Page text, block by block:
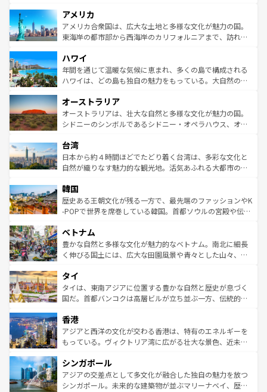
ンツ一覧を参照してほしい。
の建物がそのまま残る町や、スイスならではのユニークな
博物館もあり、アルプス観光だけでなく町歩きも満喫する
ことができる。国民の所得が高いため物価も高いが、旅行
ば市内交通費無料で観光を楽しむこともできる。 なお、新
着のスイス情報はコンテンツ一覧 を参照してほしい。
アメリカ
アメリカ合衆国は、広大な土地と多様な文化が魅力の国。
東海岸の都市部から西海岸のカリフォルニアまで、訪れる
のような巨大都市は、観光、ショッピング、エンターテイ
ンメントが詰まった刺激的なスポットだ。一方、アメリカ
西部には大自然が広がり、グランドキャニオンやイエロー
部のニューオーリンズでは、音楽と美食が融合した独特の
文化が魅力。旅行者はアメリカの各地域で異なる魅力を楽
しみながら、その多様性と豊かな歴史を感じることができ
ならではの贅沢な旅のスタイルだ。 なお、新着のアメリカ
情報はコンテンツ一覧を参照してほしい。
ハワイ
年間を通じて温暖な気候に恵まれ、多くの島で構成される
ハワイは、どの島も独自の魅力をもっている。大自然の神
ワイ島は見逃せない。また、定番の観光地といえばオアフ
島だが、静かな自然を求めるならマウイ島やカウアイ島が
おすすめ。エメラルドグリーンに輝く海をはじめ、豊かな
れるおもてなしの心で訪れる人々を迎えてくれるハワイの
人々、おいしいローカルフードやハワイアンミュージッ
ク、伝統的なフラダンスなど、すべてがハワイの魅力を彩
ワイを、存分に味わってほしい。 なお、新着のハワイ情報
はコンテンツ一覧を参照してほしい。
オーストラリア
オーストラリアは、壮大な自然と多様な文化が魅力の国。
シドニーのシンボルであるシドニー・オペラハウス、オー
リアリーフや大陸中央部にそびえるウルル（エアーズロッ
ク）、タスマニアの美しい原生林やケアンズの熱帯雨林な
ど、見どころがたくさん。また、カフェやワイン、オージ
いる。アクティビティも充実しており、サーフィンやダイ
ビング、ハイキングなど、アウトドア好きにはたまらな
い。オーストラリアの多彩な魅力を存分に味わいつくそ
参照してほしい。
台湾
日本から約４時間ほどでたどり着く台湾は、多彩な文化と
自然が織りなす魅力的な観光地。活気あふれる大都市の台
ン）、静ひつな山岳地帯である台湾東部など、都市の喧騒
と山間の静けさが共存しており、訪れる人に新しい発見と
驚きをもたらしてくれる。また、奥深い台湾の食文化も魅
容にもいいと評判のスイーツなど、バラエティ豊かな料理
が味わえる。 なお、新着の台湾情報は コンテンツ一覧を参
照してほしい。
韓国
歴史ある王朝文化が残る一方で、最先端のファッションやK
-POPで世界を席巻している韓国。首都ソウルの宮殿や伝統
き、地方に足を延ばせば四季折々の自然美を楽しむことが
できる。そして、キムチや焼肉、絶品のストリートフード
まで、さまざまな韓国料理が待っている。夜には、韓国な
リティに包まれながら、韓国の多彩な魅力を心ゆくまで味
わってみてほしい。 なお、新着の韓国情報はコンテンツ一
覧を参照してほしい。
ベトナム
豊かな自然と多様な文化が魅力的なベトナム。南北に細長
く伸びる国土には、広大な田園風景や青々とした山々、世
急速な発展と共に伝統が息づく。ハノイの古い町並みやホ
ーチミン市のフランス統治時代の建物も、独特の雰囲気を
醸し出している。また、バラエティの豊かさとおいしさで
とつ。フォーやバインミー、ベトナムコーヒーなどは、ぜ
ひ現地で味わいたい。どの地域を訪れてもあたたかい人々
が旅行者を迎えてくれるので、きっと忘れられない旅にな
参照してほしい。
タイ
タイは、東南アジアに位置する豊かな自然と歴史が息づく
国だ。首都バンコクは高層ビルが立ち並ぶ一方、伝統的な
の活気が交差している。北部ではチェンマイなどの山岳地
帯で自然と触れ合い、南部ではプーケットやクラビの美し
いビーチでリゾート気分を楽しむことができる。タイ料理
激する。気候は一年中温暖で、どの季節にも異なる楽しみ
が待っている。親しみやすいタイの人々、仏教を中心とし
た文化、そして多様な観光資源が、訪れる旅人を魅了し続
香港
アジアと西洋の文化が交わる香港は、特有のエネルギーを
もっている。ヴィクトリア湾に広がる壮大な景色、近未来
み、どこを訪れても感動するはず。観光スポットが密集し
ており、効率よく見どころを回れるのも魅力。息をのむよ
うな絶景から文化的な体験まで、香港を存分に楽しみ尽く
シンガポール
アジアの交差点として多文化が融合した独自の魅力を放つ
シンガポール。未来的な建築物が並ぶマリーナベイ、歴史